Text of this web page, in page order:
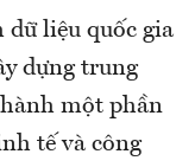
dữ liệu quốc gia
dựng trung
một phần
tế và công